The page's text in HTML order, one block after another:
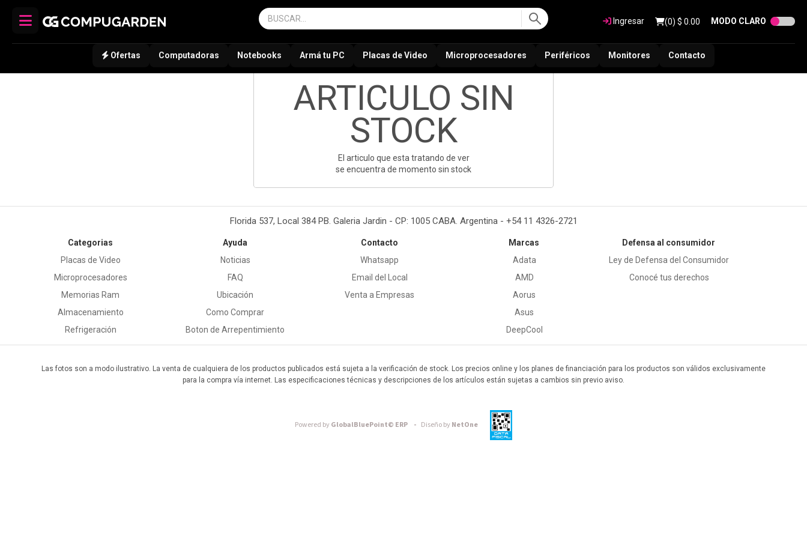
Ingresar (0) $ 0.00 MODO CLARO
Ofertas Computadoras Notebooks Armá tu PC Placas de Video Microprocesadores Periféricos Monitores Contacto
ARTICULO SIN
STOCK
El articulo que esta tratando de ver
se encuentra de momento sin stock
Florida 537, Local 384 PB. Galeria Jardin - CP: 1005 CABA. Argentina - +54 11 4326-2721
Categorias
Placas de Video
Microprocesadores
Memorias Ram
Almacenamiento
Refrigeración
Ayuda
Noticias
FAQ
Ubicación
Como Comprar
Boton de Arrepentimiento
Contacto
Whatsapp
Email del Local
Venta a Empresas
Marcas
Adata
AMD
Aorus
Asus
DeepCool
Defensa al consumidor
Ley de Defensa del Consumidor
Conocé tus derechos
Las fotos son a modo ilustrativo. La venta de cualquiera de los productos publicados está sujeta a la verificación de stock. Los precios online y los planes de financiación para los productos son válidos exclusivamente
para la compra vía internet. Las especificaciones técnicas y descripciones de los artículos están sujetas a cambios sin previo aviso.
Powered byGlobalBluePoint© ERP - Diseño byNetOne